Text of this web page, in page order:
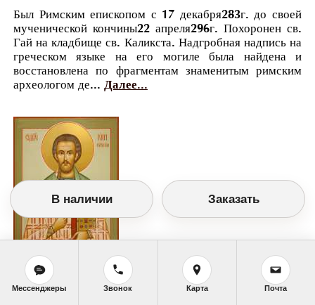
Был Римским епископом с 17 декабря283г. до своей
мученической кончины22 апреля296г. Похоронен св.
Гай на кладбище св. Каликста. Надгробная надпись на
греческом языке на его могиле была найдена и
восстановлена по фрагментам знаменитым римским
археологом де... Далее...
Православный календарь
<<Четверг, 24 Августа (11 Августа по
В наличии Заказать
Мессенджеры Звонок Карта Почта